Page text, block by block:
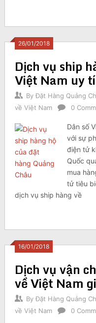
26/01/2018
Dịch vụ ship
Việt Nam uy
By Đặt Hàng Quảng
về Việt Nam
0
Dân số
với sự
điện tử
Quốc
mua
tử tiêu
dịch vụ ship hàng về
16/01/2018
Dịch vụ vận
về Việt Nam
By Đặt Hàng Quảng
về Việt Nam
0